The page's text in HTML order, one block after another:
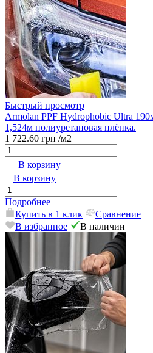
Быстрый просмотр
Armolan PPF Hydrophobic Ultra
1,524м полиуретановая плёнка.
1 722.60 грн /м2
В корзину
В корзину
Подробнее
Купить в 1 клик
Сравнение
В избранное
В наличии